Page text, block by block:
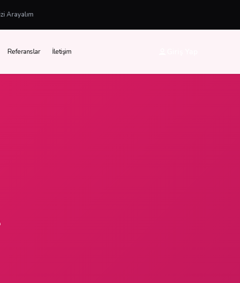
Arayalım
Referanslar İletişim